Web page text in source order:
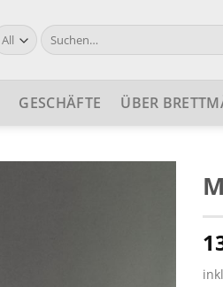
Suche
nach:
GESCHÄFTE ÜBER